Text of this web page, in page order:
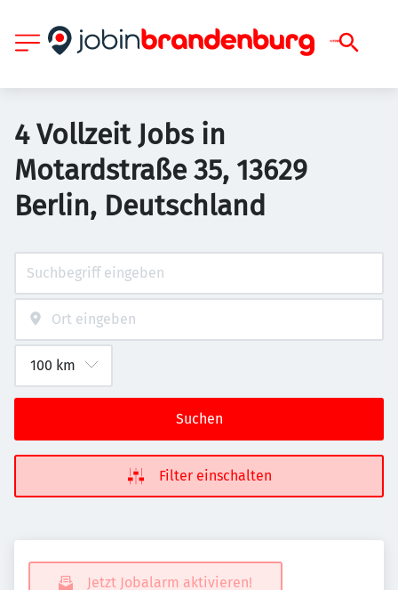
4 Vollzeit Jobs in
Motardstraße 35, 13629
Berlin, Deutschland
Suchen
Filter einschalten
Jetzt Jobalarm aktivieren!